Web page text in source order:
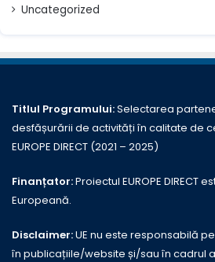
Uncategorized
Titlul Programului:Selectarea
desfășurării de activități în calitate de
EUROPE DIRECT (2021 – 2025)
Finanțator:Proiectul EUROPE DIRECT
Europeană.
Disclaimer:UE nu este responsabilă
în publicațiile/website și/sau în cadrul